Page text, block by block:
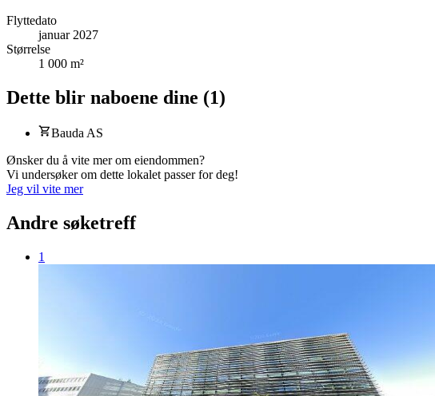
Flyttedato
januar 2027
Størrelse
1 000 m²
Dette blir naboene dine (1)
Bauda AS
Ønsker du å vite mer om eiendommen?
Vi undersøker om dette lokalet passer for deg!
Jeg vil vite mer
Andre søketreff
1